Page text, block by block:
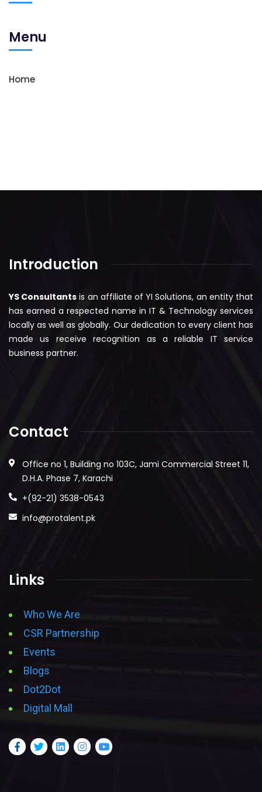
Menu
Home
Introduction
YS Consultants is an affiliate of YI Solutions, an entity that
has earned a respected name in IT & Technology services
locally as well as globally. Our dedication to every client has
made us receive recognition as a reliable IT service
business partner.
Contact
Office no 1, Building no 103C, Jami Commercial Street 11,
D.H.A. Phase 7, Karachi
+(92-21) 3538-0543
info@protalent.pk
Links
Who We Are
CSR Partnership
Events
Blogs
Dot2Dot
Digital Mall